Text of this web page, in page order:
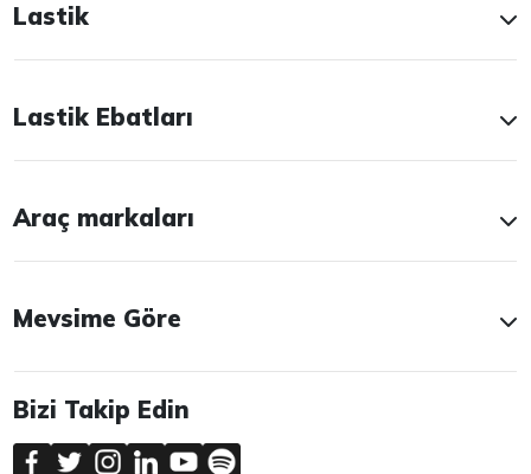
Lastik
Lastik Ebatları
Araç markaları
Mevsime Göre
Bizi Takip Edin